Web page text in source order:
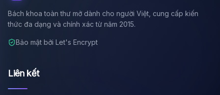
Bách khoa toàn thư mở dành cho người Việt, cung cấp kiến
thức đa dạng và chính xác từ năm 2015.
Bảo mật bởi Let's Encrypt
Liên kết